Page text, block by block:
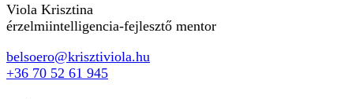
Viola Krisztina
érzelmiintelligencia-fejlesztő mentor
belsoero@krisztiviola.hu
+36 70 52 61 945